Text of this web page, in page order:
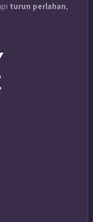
turun perlahan,